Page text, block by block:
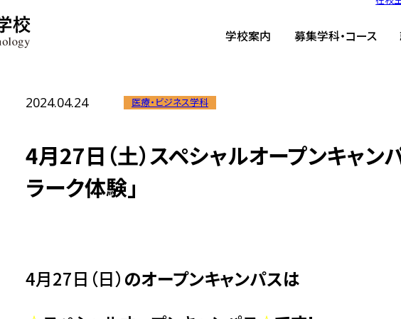
学校案内 募集学科・コース
4月27日（土）スペシャルオープンキャンパス「はじめての医療ク
2024.04.24 医療・ビジネス学科
4月27日（土）スペシャルオープンキャン
ラーク体験」
4月27日（日） のオープンキャンパスは